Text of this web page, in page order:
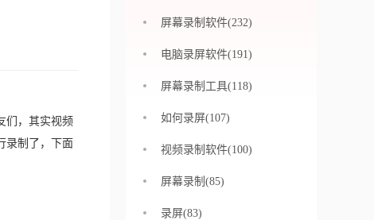
们，其实视频
录制了，下面
屏幕录制软件(232)
电脑录屏软件(191)
屏幕录制工具(118)
如何录屏(107)
视频录制软件(100)
屏幕录制(85)
录屏(83)